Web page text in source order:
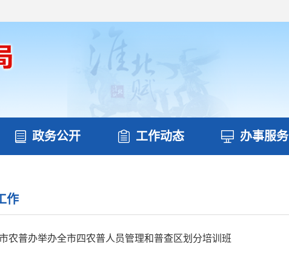
政务公开 工作动态 办事服务
作
农普办举办全市四农普人员管理和普查区划分培训班